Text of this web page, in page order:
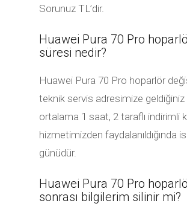
Sorunuz TL’dir.
Huawei Pura 70 Pro
süresi nedir?
Huawei Pura 70 Pro hoparlör
teknik servis adresimize
ortalama 1 saat, 2 taraflı indirimli
hizmetimizden faydalanıldığında
günüdür.
Huawei Pura 70 Pro
sonrası bilgilerim silinir mi?